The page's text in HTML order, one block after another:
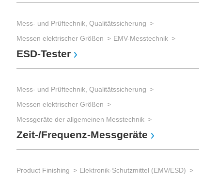
Mess- und Prüftechnik, Qualitätssicherung
Messen elektrischer Größen
EMV-Messtechnik
ESD-Tester
Mess- und Prüftechnik, Qualitätssicherung
Messen elektrischer Größen
Messgeräte der allgemeinen Messtechnik
Zeit-/Frequenz-Messgeräte
Product Finishing
Elektronik-Schutzmittel (EMV/ESD)